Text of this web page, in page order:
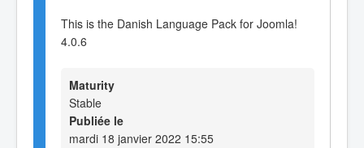
This is the Danish Language Pack for Joomla!
4.0.6
Maturity
Stable
Publiée le
mardi 18 janvier 2022 15:55